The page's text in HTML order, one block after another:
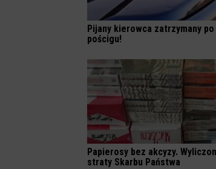
Pijany kierowca zatrzymany
pościgu!
Papierosy bez akcyzy.
straty Skarbu Państwa